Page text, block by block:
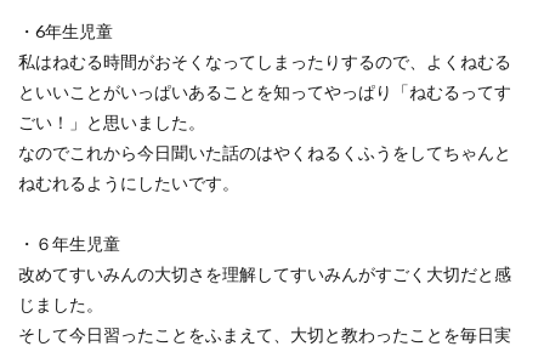
・6年生児童
私はねむる時間がおそくなってしまったりするので、よくねむる
といいことがいっぱいあることを知ってやっぱり「ねむるってす
ごい！」と思いました。
なのでこれから今日聞いた話のはやくねるくふうをしてちゃんと
ねむれるようにしたいです。
・６年生児童
改めてすいみんの大切さを理解してすいみんがすごく大切だと感
じました。
そして今日習ったことをふまえて、大切と教わったことを毎日実